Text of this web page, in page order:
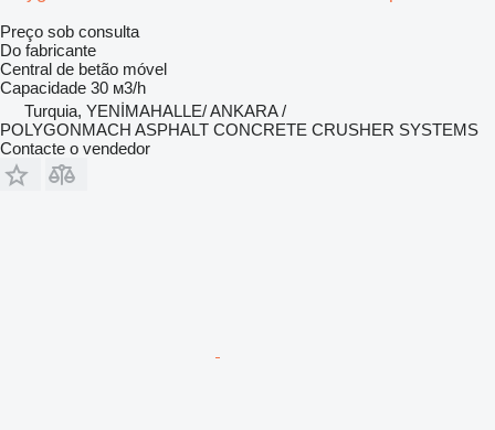
Preço sob consulta
Do fabricante
Central de betão móvel
Capacidade 30 м3/h
Turquia, YENİMAHALLE/ ANKARA /
POLYGONMACH ASPHALT CONCRETE CRUSHER SYSTEMS
Contacte o vendedor